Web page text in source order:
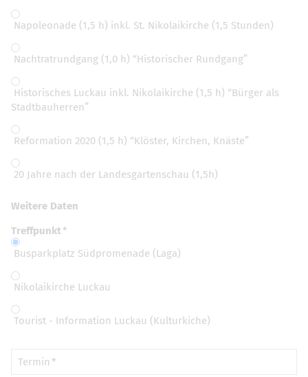
Napoleonade (1,5 h) inkl. St. Nikolaikirche (1,5 Stunden)
Nachtratrundgang (1,0 h) “Historischer Rundgang”
Historisches Luckau inkl. Nikolaikirche (1,5 h) “Bürger als
Stadtbauherren”
Reformation 2020 (1,5 h) “Klöster, Kirchen, Knäste”
20 Jahre nach der Landesgartenschau (1,5h)
Weitere Daten
Treffpunkt
Busparkplatz Südpromenade (Laga)
Nikolaikirche Luckau
Tourist - Information Luckau (Kulturkiche)
Termin